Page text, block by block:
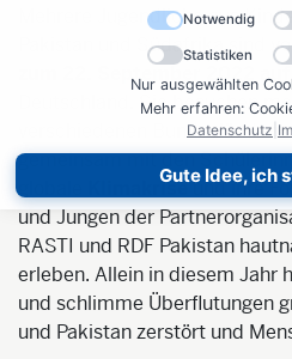
Notwendig
Statistiken
Nur ausgewählten
Mehr erfahren:
Datenschutz
Gute Idee, ich
Mehrere Jugendliche aus
Pakistan und Südafrika sind
zum 22. September 2022
Deutschland. Sie besuchen
verschiedenen
gemeinsam mit den
globale
Klimakriseund ihre
und Jungen der
RASTI und RDF Pakistan
erleben. Allein in diesem Jahr
und schlimme Überflutungen
und Pakistan zerstört und